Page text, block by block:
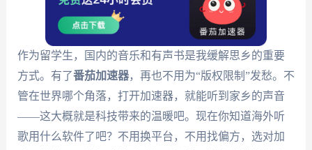
作为留学生，国内的音乐和有声书是我缓解思乡的重要
方式。有了番茄加速器，再也不用为“版权限制”发愁。不
管在世界哪个角落，打开加速器，就能听到家乡的声音
——这大概就是科技带来的温暖吧。现在你知道海外听
歌用什么软件了吧？不用换平台，不用找偏方，选对加